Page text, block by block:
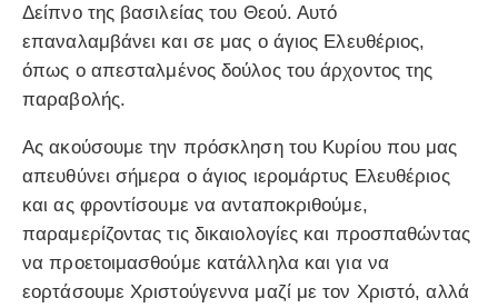
Δείπνο της βασιλείας του Θεού. Αυτό
επαναλαμβάνει και σε μας ο άγιος Ελευθέριος,
όπως ο απεσταλμένος δούλος του άρχοντος της
παραβολής.
Ας ακούσουμε την πρόσκληση του Κυρίου που μας
απευθύνει σήμερα ο άγιος ιερομάρτυς Ελευθέριος
και ας φροντίσουμε να ανταποκριθούμε,
παραμερίζοντας τις δικαιολογίες και προσπαθώντας
να προετοιμασθούμε κατάλληλα και για να
εορτάσουμε Χριστούγεννα μαζί με τον Χριστό, αλλά